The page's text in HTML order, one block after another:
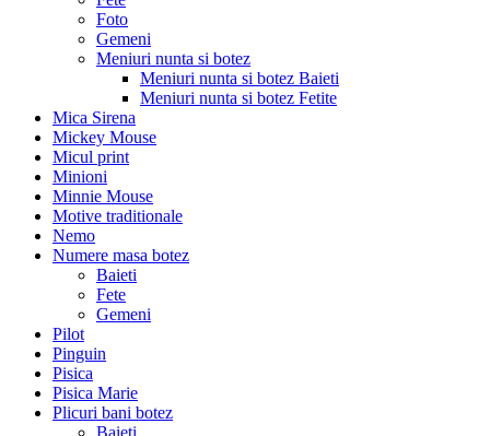
Foto
Gemeni
Meniuri nunta si botez
Meniuri nunta si botez Baieti
Meniuri nunta si botez Fetite
Mica Sirena
Mickey Mouse
Micul print
Minioni
Minnie Mouse
Motive traditionale
Nemo
Numere masa botez
Baieti
Fete
Gemeni
Pilot
Pinguin
Pisica
Pisica Marie
Plicuri bani botez
Baieti